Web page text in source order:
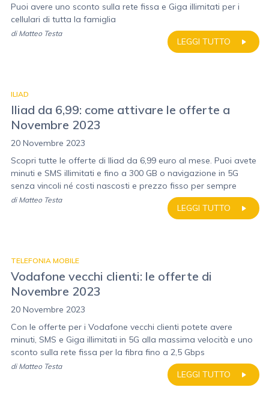
Puoi avere uno sconto sulla rete fissa e Giga illimitati per i
cellulari di tutta la famiglia
LEGGI TUTTO
di Matteo Testa
ILIAD
Iliad da 6,99: come attivare le offerte a
Novembre 2023
20 Novembre 2023
Scopri tutte le offerte di Iliad da 6,99 euro al mese. Puoi avete
minuti e SMS illimitati e fino a 300 GB o navigazione in 5G
senza vincoli né costi nascosti e prezzo fisso per sempre
LEGGI TUTTO
di Matteo Testa
TELEFONIA MOBILE
Vodafone vecchi clienti: le offerte di
Novembre 2023
20 Novembre 2023
Con le offerte per i Vodafone vecchi clienti potete avere
minuti, SMS e Giga illimitati in 5G alla massima velocità e uno
sconto sulla rete fissa per la fibra fino a 2,5 Gbps
LEGGI TUTTO
di Matteo Testa